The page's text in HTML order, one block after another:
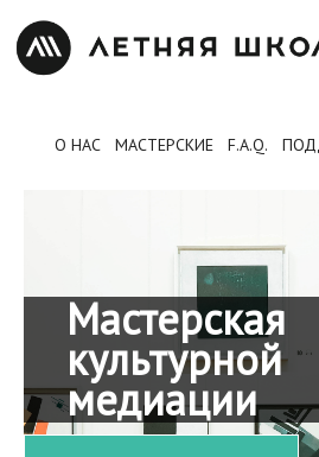
О НАС МАСТЕРСКИЕ F.A.Q.
Мастерская
культурной
медиации